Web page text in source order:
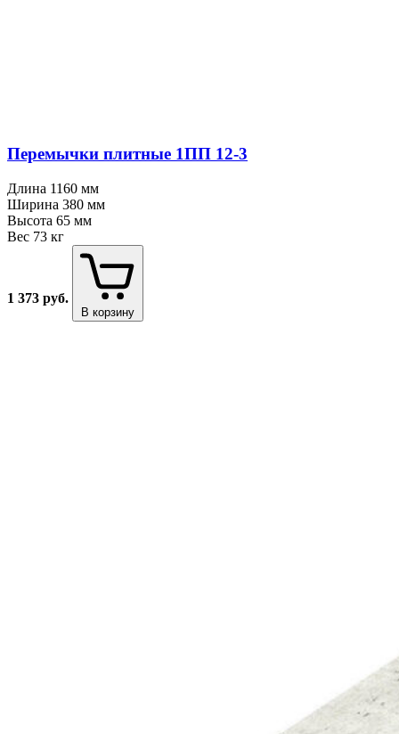
Перемычки плитные 1ПП 12⁠-⁠3
Длина 1160 мм
Ширина 380 мм
Высота 65 мм
Вес 73 кг
1 373 руб.
В корзину